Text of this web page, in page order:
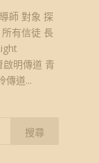
師 對象 探
有信徒 長
明傳道 青
傳道...